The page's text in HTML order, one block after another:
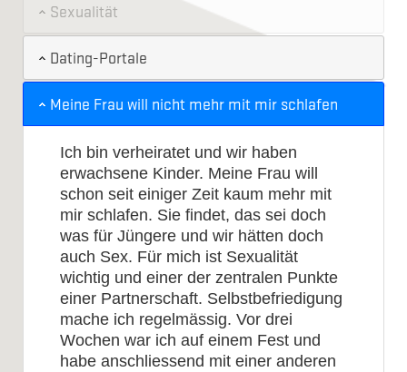
Sexualität
Dating-Portale
Meine Frau will nicht mehr mit mir schlafen
Ich bin verheiratet und wir haben
erwachsene Kinder. Meine Frau will
schon seit einiger Zeit kaum mehr mit
mir schlafen. Sie findet, das sei doch
was für Jüngere und wir hätten doch
auch Sex. Für mich ist Sexualität
wichtig und einer der zentralen Punkte
einer Partnerschaft. Selbstbefriedigung
mache ich regelmässig. Vor drei
Wochen war ich auf einem Fest und
habe anschliessend mit einer anderen